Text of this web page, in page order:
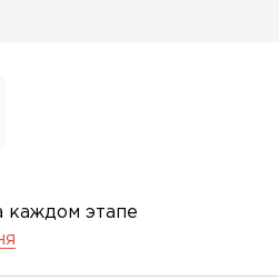
каждом этапе